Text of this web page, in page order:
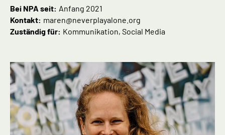
Bei NPA seit: Anfang 2021
Kontakt: maren@neverplayalone.org
Zuständig für: Kommunikation, Social Media